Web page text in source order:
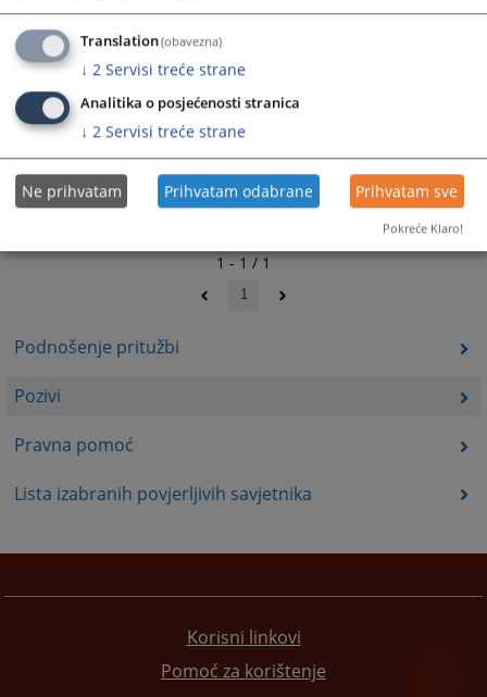
Podnošenje pritužbi
Pozivi
Pravna pomoć
Lista izabranih povjerljivih savjetnika
1 - 1 / 1
1
Korisni linkovi
Pomoć za korištenje
Translation(obavezna)
↓ 2 Servisi treće strane
Analitika o posjećenosti stranica
↓ 2 Servisi treće strane
Ne prihvatam Prihvatam odabrane Prihvatam sve
Pokreće Klaro!